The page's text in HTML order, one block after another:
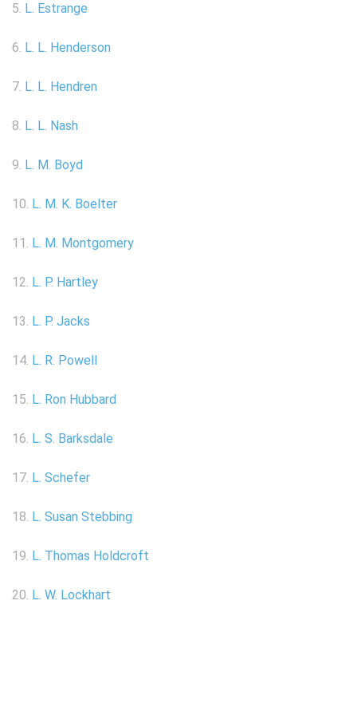
5. L. Estrange
6. L. L. Henderson
7. L. L. Hendren
8. L. L. Nash
9. L. M. Boyd
10. L. M. K. Boelter
11. L. M. Montgomery
12. L. P. Hartley
13. L. P. Jacks
14. L. R. Powell
15. L. Ron Hubbard
16. L. S. Barksdale
17. L. Schefer
18. L. Susan Stebbing
19. L. Thomas Holdcroft
20. L. W. Lockhart